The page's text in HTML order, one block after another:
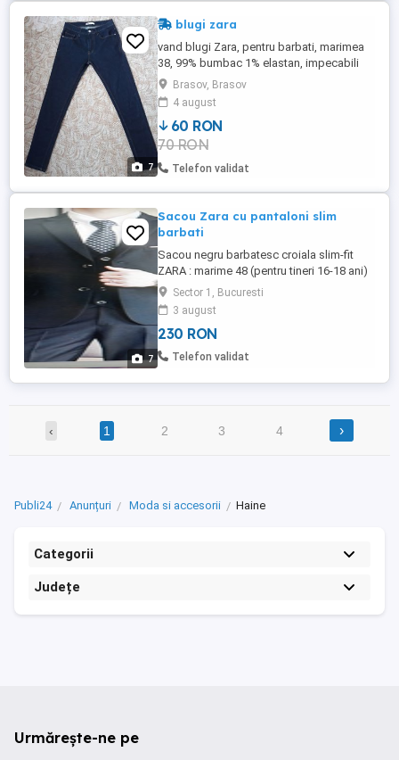
7
blugi zara
vand blugi Zara, pentru barbati, marimea
38, 99% bumbac 1% elastan, impecabili
(ca noi)! circumferinta talie: 86 cm
lungime: 108 cm
Brasov, Brasov
4 august
60 RON
70 RON
Telefon validat
7
Sacou Zara cu pantaloni slim
barbati
Sacou negru barbatesc croiala slim-fit
ZARA : marime 48 (pentru tineri 16-18 ani)
Prindere: 2 nasturi Culoarea black Croiala :
Slim-Fit Dimensiuni în cm: Lungime
mânecă 65cm Lățime umeri (spate)
42,5cm Bust 102cm Lungime sacou 70cm
Pantalon barbatesc CELIO: marime 38
Sector 1, Bucuresti
3 august
230 RON
Telefon validat
‹ 1 2 3 4 ›
Publi24 Anunțuri Moda si accesorii Haine
Categorii
Județe
Urmărește-ne pe